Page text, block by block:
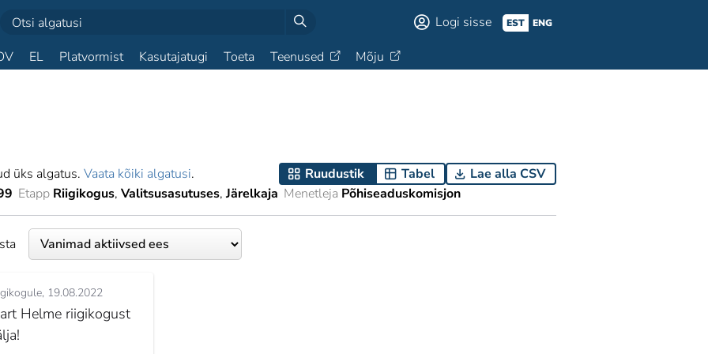
Logi sisse EST ENG
EL Platvormist Kasutajatugi Toeta Teenused Mõju
üks algatus. Vaata kõiki algatusi. Ruudustik Tabel
Lae alla CSV
Etapp Riigikogus Valitsusasutuses Järelkaja Menetleja Põhiseaduskomisjon
19.08.2022
Helme riigikogust